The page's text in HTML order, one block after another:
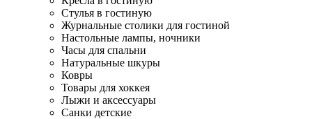
Стулья в гостиную
Журнальные столики для гостиной
Настольные лампы, ночники
Часы для спальни
Натуральные шкуры
Ковры
Товары для хоккея
Лыжи и аксессуары
Санки детские